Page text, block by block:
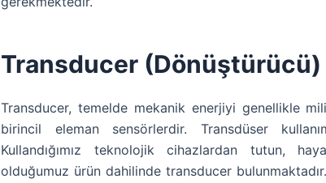
Transducer (Dönüştürücü)
Transducer, temelde mekanik enerjiyi genellikle
birincil eleman sensörlerdir. Transdüser
Kullandığımız teknolojik cihazlardan tutun,
olduğumuz ürün dahilinde transducer